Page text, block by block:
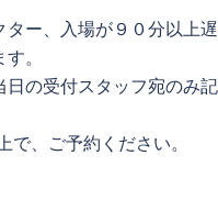
ー、入場が９０分以上遅
。
の受付スタッフ宛のみ記
で、ご予約ください。